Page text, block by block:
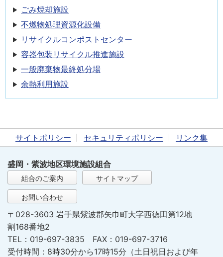
ごみ焼却施設
不燃物処理資源化設備
リサイクルコンポストセンター
容器包装リサイクル推進施設
一般廃棄物最終処分場
余熱利用施設
サイトポリシー セキュリティポリシー リンク集
盛岡・紫波地区環境施設組合
組合のご案内 サイトマップ
お問い合わせ
〒028-3603 岩手県紫波郡矢巾町大字西徳田第12地
割168番地2
TEL：019-697-3835 FAX：019-697-3716
受付時間：8時30分から17時15分（土日祝日および年